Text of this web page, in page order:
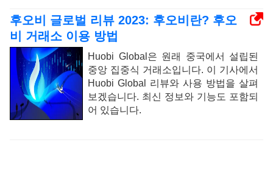
후오비 글로벌 리뷰 2023: 후오비란? 후오
비 거래소 이용 방법
Huobi Global은 원래 중국에서 설립된
중앙 집중식 거래소입니다. 이 기사에서
Huobi Global 리뷰와 사용 방법을 살펴
보겠습니다. 최신 정보와 기능도 포함되
어 있습니다.